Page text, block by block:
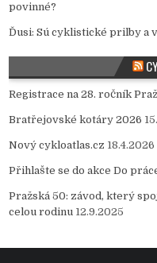
povinné?
Ďusi:Sú cyklistické prilby a
Registrace na 28. ročník
Bratřejovské kotáry 2026
Nový cykloatlas.cz 18.4.2026
Přihlašte se do akce Do
Pražská 50: závod, který
celou rodinu 12.9.2025